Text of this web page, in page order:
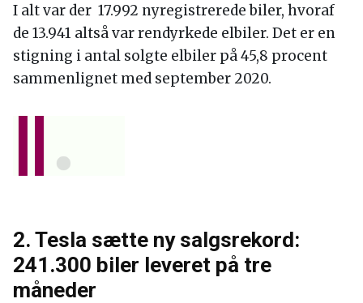
I alt var der 17.992 nyregistrerede biler, hvoraf
de 13.941 altså var rendyrkede elbiler. Det er en
stigning i antal solgte elbiler på 45,8 procent
sammenlignet med september 2020.
2. Tesla sætte ny salgsrekord:
241.300 biler leveret på tre
måneder